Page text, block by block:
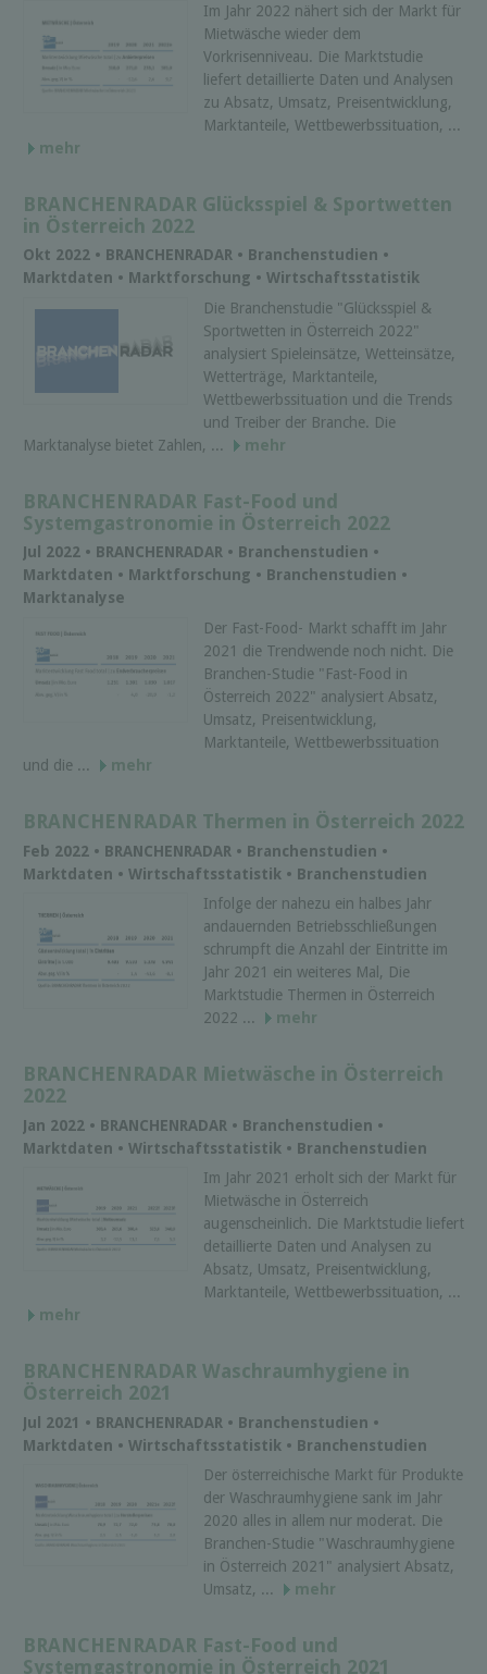
Im Jahr 2022 nähert sich der Markt für
Mietwäsche wieder dem
Vorkrisenniveau. Die Marktstudie
liefert detaillierte Daten und Analysen
zu Absatz, Umsatz, Preisentwicklung,
Marktanteile, Wettbewerbssituation, ...
mehr
BRANCHENRADAR Glücksspiel & Sportwetten
in Österreich 2022
Okt 2022 • BRANCHENRADAR • Branchenstudien •
Marktdaten • Marktforschung • Wirtschaftsstatistik
Die Branchenstudie "Glücksspiel &
Sportwetten in Österreich 2022"
analysiert Spieleinsätze, Wetteinsätze,
Wetterträge, Marktanteile,
Wettbewerbssituation und die Trends
und Treiber der Branche. Die
Marktanalyse bietet Zahlen, ...
mehr
BRANCHENRADAR Fast-Food und
Systemgastronomie in Österreich 2022
Jul 2022 • BRANCHENRADAR • Branchenstudien •
Marktdaten • Marktforschung • Branchenstudien •
Marktanalyse
Der Fast-Food- Markt schafft im Jahr
2021 die Trendwende noch nicht. Die
Branchen-Studie "Fast-Food in
Österreich 2022" analysiert Absatz,
Umsatz, Preisentwicklung,
Marktanteile, Wettbewerbssituation
und die ...
mehr
BRANCHENRADAR Thermen in Österreich 2022
Feb 2022 • BRANCHENRADAR • Branchenstudien •
Marktdaten • Wirtschaftsstatistik • Branchenstudien
Infolge der nahezu ein halbes Jahr
andauernden Betriebsschließungen
schrumpft die Anzahl der Eintritte im
Jahr 2021 ein weiteres Mal, Die
Marktstudie Thermen in Österreich
2022 ...
mehr
BRANCHENRADAR Mietwäsche in Österreich
2022
Jan 2022 • BRANCHENRADAR • Branchenstudien •
Marktdaten • Wirtschaftsstatistik • Branchenstudien
Im Jahr 2021 erholt sich der Markt für
Mietwäsche in Österreich
augenscheinlich. Die Marktstudie liefert
detaillierte Daten und Analysen zu
Absatz, Umsatz, Preisentwicklung,
Marktanteile, Wettbewerbssituation, ...
mehr
BRANCHENRADAR Waschraumhygiene in
Österreich 2021
Jul 2021 • BRANCHENRADAR • Branchenstudien •
Marktdaten • Wirtschaftsstatistik • Branchenstudien
Der österreichische Markt für Produkte
der Waschraumhygiene sank im Jahr
2020 alles in allem nur moderat. Die
Branchen-Studie "Waschraumhygiene
in Österreich 2021" analysiert Absatz,
Umsatz, ...
mehr
BRANCHENRADAR Fast-Food und
Systemgastronomie in Österreich 2021